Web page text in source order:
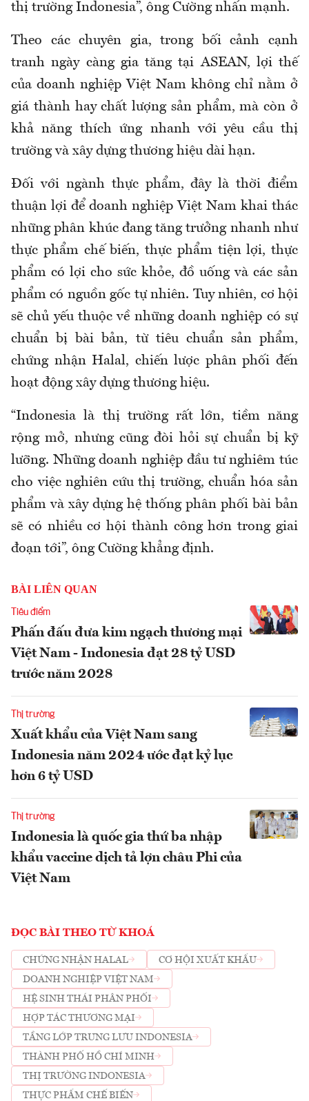
thị trường Indonesia”, ông Cường nhấn mạnh.
Theo các chuyên gia, trong bối cảnh cạnh
tranh ngày càng gia tăng tại ASEAN, lợi thế
của doanh nghiệp Việt Nam không chỉ nằm ở
giá thành hay chất lượng sản phẩm, mà còn ở
khả năng thích ứng nhanh với yêu cầu thị
trường và xây dựng thương hiệu dài hạn.
Đối với ngành thực phẩm, đây là thời điểm
thuận lợi để doanh nghiệp Việt Nam khai thác
những phân khúc đang tăng trưởng nhanh như
thực phẩm chế biến, thực phẩm tiện lợi, thực
phẩm có lợi cho sức khỏe, đồ uống và các sản
phẩm có nguồn gốc tự nhiên. Tuy nhiên, cơ hội
sẽ chủ yếu thuộc về những doanh nghiệp có sự
chuẩn bị bài bản, từ tiêu chuẩn sản phẩm,
chứng nhận Halal, chiến lược phân phối đến
hoạt động xây dựng thương hiệu.
“Indonesia là thị trường rất lớn, tiềm năng
rộng mở, nhưng cũng đòi hỏi sự chuẩn bị kỹ
lưỡng. Những doanh nghiệp đầu tư nghiêm túc
cho việc nghiên cứu thị trường, chuẩn hóa sản
phẩm và xây dựng hệ thống phân phối bài bản
sẽ có nhiều cơ hội thành công hơn trong giai
đoạn tới”, ông Cường khẳng định.
BÀI LIÊN QUAN
Tiêu điểm
Phấn đấu đưa kim ngạch thương mại
Việt Nam - Indonesia đạt 28 tỷ USD
trước năm 2028
Thị trường
Xuất khẩu của Việt Nam sang
Indonesia năm 2024 ước đạt kỷ lục
hơn 6 tỷ USD
Thị trường
Indonesia là quốc gia thứ ba nhập
khẩu vaccine dịch tả lợn châu Phi của
Việt Nam
ĐỌC BÀI THEO TỪ KHOÁ
CHỨNG NHẬN HALAL
CƠ HỘI XUẤT KHẨU
DOANH NGHIỆP VIỆT NAM
HỆ SINH THÁI PHÂN PHỐI
HỢP TÁC THƯƠNG MẠI
TẦNG LỚP TRUNG LƯU INDONESIA
THÀNH PHỐ HỒ CHÍ MINH
THỊ TRƯỜNG INDONESIA
THỰC PHẨM CHẾ BIẾN